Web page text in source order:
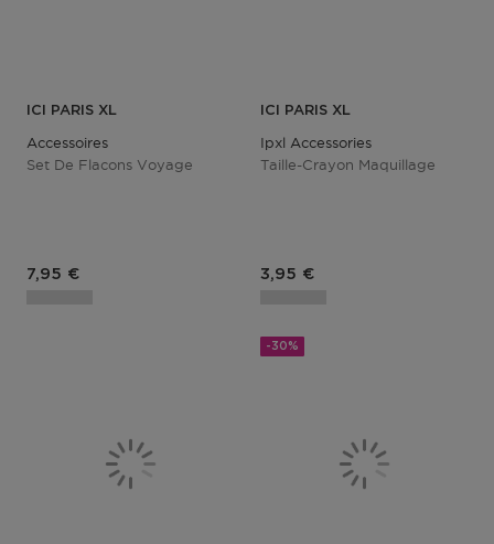
ICI PARIS XL
Accessoires
Set De Flacons Voyage
Prix du produit
7,95 €
ICI PARIS XL
Ipxl Accessories
Taille-Crayon Maquillage
Prix du produit
3,95 €
-30%